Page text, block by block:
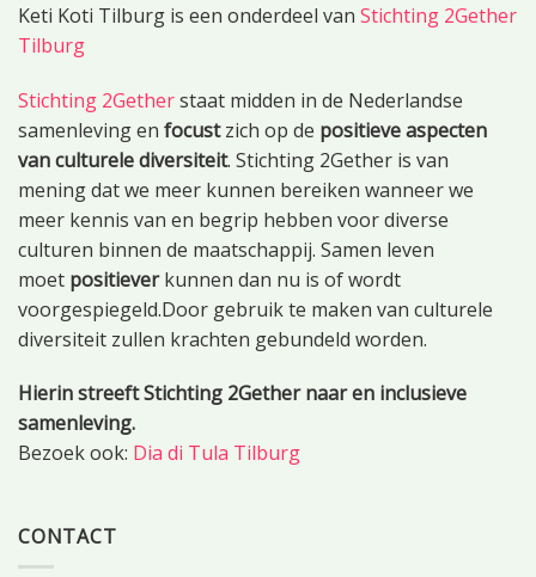
Keti Koti Tilburg is een onderdeel van Stichting 2Gether
Tilburg
Stichting 2Getherstaat midden in de Nederlandse
samenleving en focustzich op de positieve aspecten
van culturele diversiteit. Stichting 2Gether is van
mening dat we meer kunnen bereiken wanneer we
meer kennis van en begrip hebben voor diverse
culturen binnen de maatschappij. Samen leven
moet positieverkunnen dan nu is of wordt
voorgespiegeld.Door gebruik te maken van culturele
diversiteit zullen krachten gebundeld worden.
Hierin streeft Stichting 2Gether naar en inclusieve
samenleving.
Bezoek ook: Dia di Tula Tilburg
CONTACT